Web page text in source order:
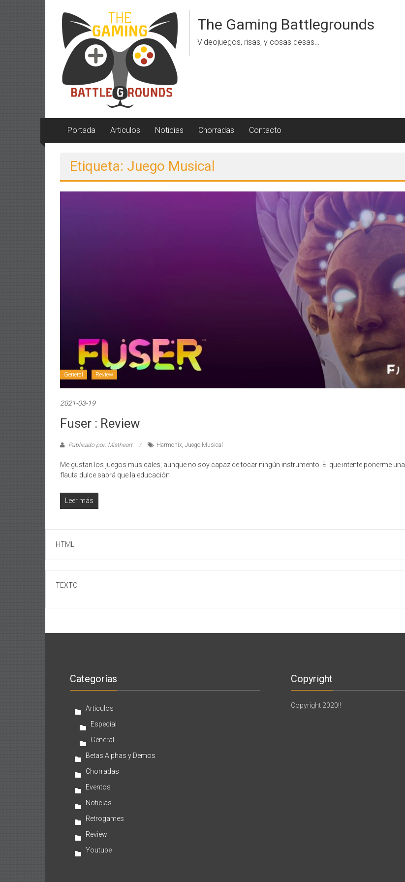
contenido
The Gaming Battlegrounds
Videojuegos, risas, y cosas desas…
Portada Articulos Noticias Chorradas Contacto
Etiqueta: Juego Musical
General Review
2021-03-19
Fuser : Review
Publicado por: Mistheart Harmonix Juego Musical
Me gustan los juegos musicales, aunque no soy capaz de tocar ningún instrumento. El que intente ponerme una
flauta dulce sabrá que la educación
Leer más
HTML
TEXTO
Categorías
Articulos
Especial
General
Betas Alphas y Demos
Chorradas
Eventos
Noticias
Retrogames
Review
Youtube
Copyright
Copyright 2020!!